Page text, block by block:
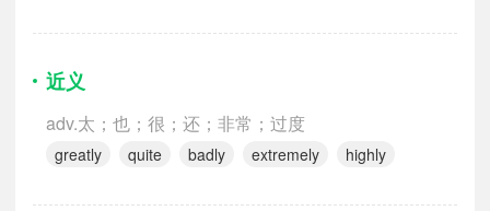
近义
adv.太；也；很；还；非常；过度
greatly quite badly extremely highly